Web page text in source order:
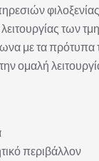
φιλοξενίας
των
με τα πρότυπα
ομαλή
περιβάλλον